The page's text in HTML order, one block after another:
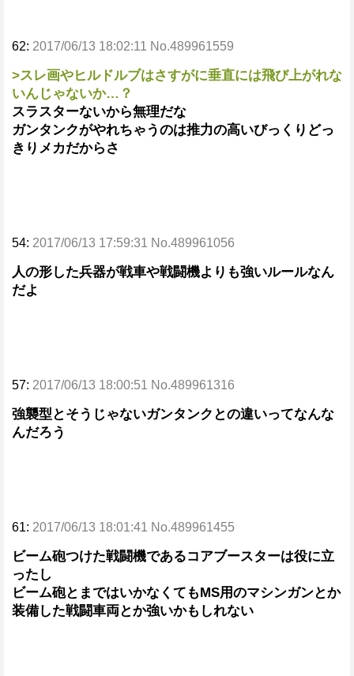
62: 2017/06/13 18:02:11 No.489961559
>スレ画やヒルドルブはさすがに垂直には飛び上がれな
いんじゃないか…？
スラスターないから無理だな
ガンタンクがやれちゃうのは推力の高いびっくりどっ
きりメカだからさ
54: 2017/06/13 17:59:31 No.489961056
人の形した兵器が戦車や戦闘機よりも強いルールなん
だよ
57: 2017/06/13 18:00:51 No.489961316
強襲型とそうじゃないガンタンクとの違いってなんな
んだろう
61: 2017/06/13 18:01:41 No.489961455
ビーム砲つけた戦闘機であるコアブースターは役に立
ったし
ビーム砲とまではいかなくてもMS用のマシンガンとか
装備した戦闘車両とか強いかもしれない